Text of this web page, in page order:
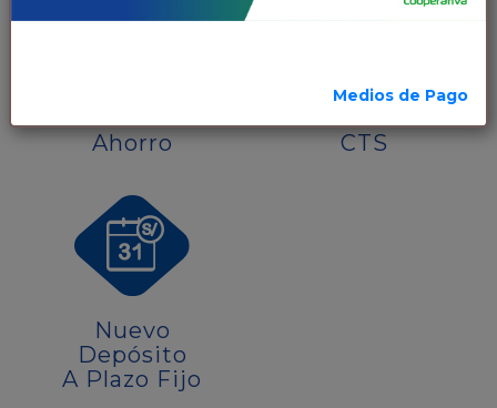
Ahorro
CTS
Nuevo
Depósito
A Plazo Fijo
Medios de Pago